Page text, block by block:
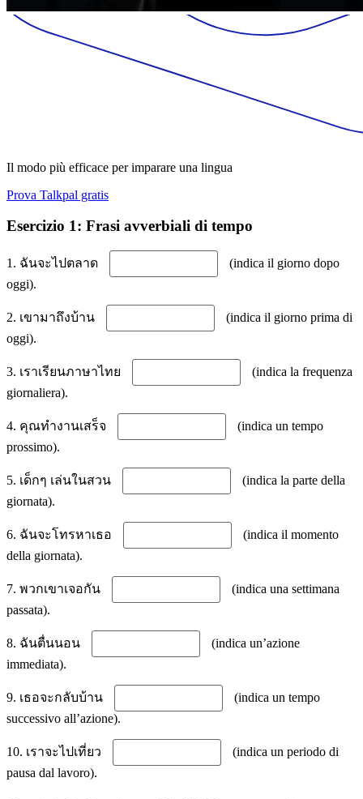
Il modo più efficace per imparare una lingua
Prova Talkpal gratis
Esercizio 1: Frasi avverbiali di tempo
1. ฉันจะไปตลาด
(indica il giorno dopo
oggi).
2. เขามาถึงบ้าน
(indica il giorno prima di
oggi).
3. เราเรียนภาษาไทย
(indica la frequenza
giornaliera).
4. คุณทำงานเสร็จ
(indica un tempo
prossimo).
5. เด็กๆ เล่นในสวน
(indica la parte della
giornata).
6. ฉันจะโทรหาเธอ
(indica il momento
della giornata).
7. พวกเขาเจอกัน
(indica una settimana
passata).
8. ฉันตื่นนอน
(indica un’azione
immediata).
9. เธอจะกลับบ้าน
(indica un tempo
successivo all’azione).
10. เราจะไปเที่ยว
(indica un periodo di
pausa dal lavoro).